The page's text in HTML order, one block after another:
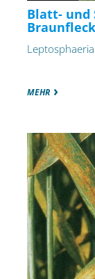
Blatt- und
MEHR